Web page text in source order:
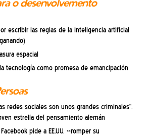
escribir las reglas de la inteligencia artificial
espacial
tecnología como promesa de emancipación
redes sociales son unos grandes criminales”.
estrella del pensamiento alemán
pide a EE.UU. «romper su